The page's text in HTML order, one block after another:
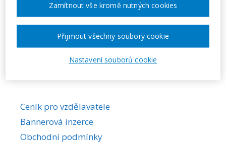
Požadovaná akce nebyla nalezena.
Ceník pro vzdělavatele
Bannerová inzerce
Obchodní podmínky
Nastavení souborů cookie
Zamítnout vše kromě nutných cookies
Přijmout všechny soubory cookie